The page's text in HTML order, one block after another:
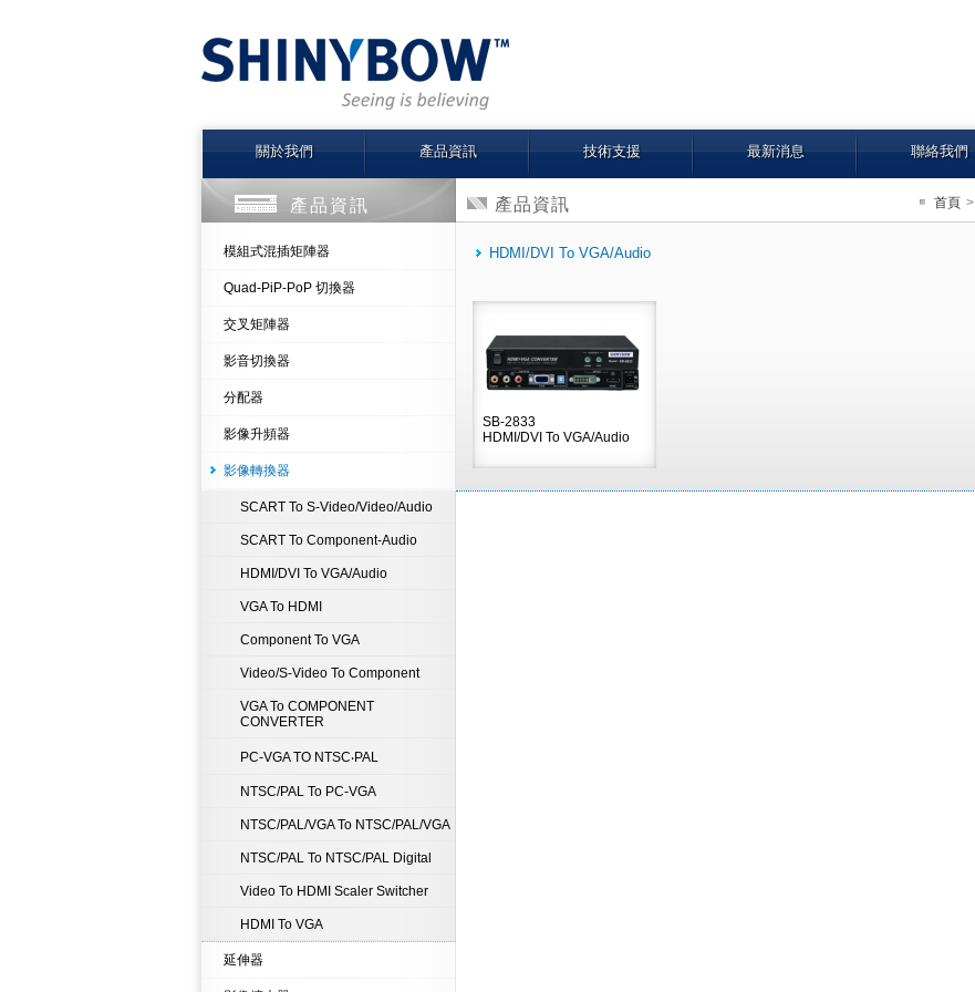
關於我們 產品資訊 技術支援 最新消息 聯絡我們
產品資訊
模組式混插矩陣器
Quad-PiP-PoP 切換器
交叉矩陣器
影音切換器
分配器
影像升頻器
影像轉換器
SCART To S-Video/Video/Audio
SCART To Component-Audio
HDMI/DVI To VGA/Audio
VGA To HDMI
Component To VGA
Video/S-Video To Component
VGA To COMPONENT
CONVERTER
PC-VGA TO NTSC‧PAL
NTSC/PAL To PC-VGA
NTSC/PAL/VGA To NTSC/PAL/VGA
NTSC/PAL To NTSC/PAL Digital
Video To HDMI Scaler Switcher
HDMI To VGA
延伸器
產品資訊 首頁 >
HDMI/DVI To VGA/Audio
SB-2833
HDMI/DVI To VGA/Audio